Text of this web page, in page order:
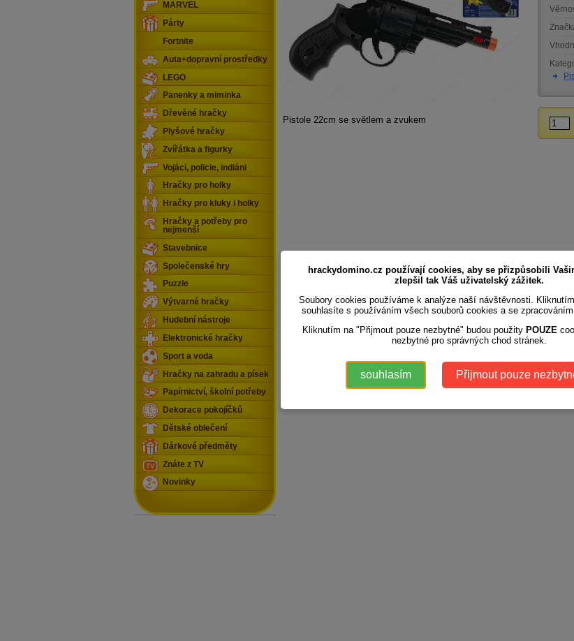
Pistole 22cm se světlem a zvukem
MARVEL
Párty
Fortnite
Auta+dopravní prostředky
LEGO
Panenky a miminka
Dřevěné hračky
Plyšové hračky
Zvířátka a figurky
Vojáci, policie, indiáni
Hračky pro holky
Hračky pro kluky i holky
Hračky a potřeby pro
nejmenší
Stavebnice
Společenské hry
Puzzle
Výtvarné hračky
Hudební nástroje
Elektronické hračky
Sport a voda
Hračky na zahradu a písek
Papírnictví, školní potřeby
Dekorace pokojíčků
Dětské oblečení
Dárkové předměty
Znáte z TV
Novinky
hrackydomino.cz používají cookies, aby se přizpůsobili
zlepšil tak Váš uživatelský zážitek.
Soubory cookies používáme k analýze naší návštěvnosti.
souhlasíte s používáním všech souborů cookies a se
Kliknutím na "Přijmout pouze nezbytné" budou použity POUZE
nezbytné pro správných chod stránek.
souhlasím Přijmout pouze